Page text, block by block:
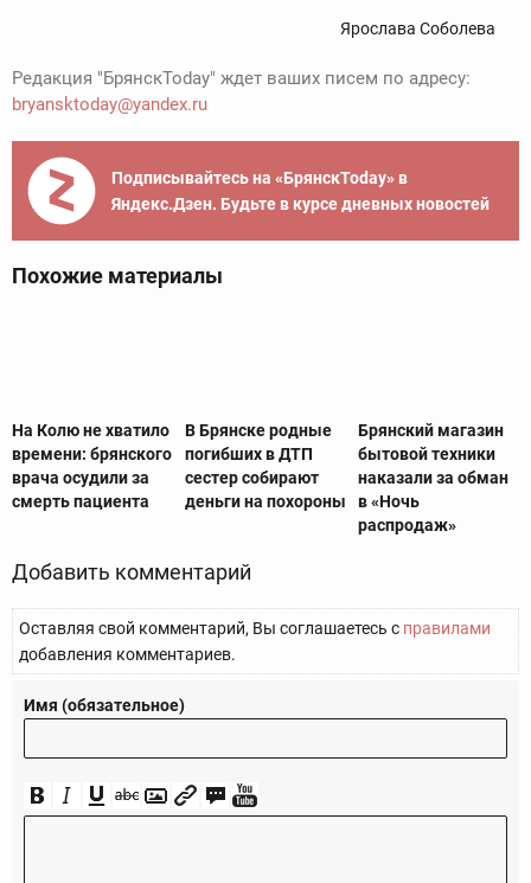
Ярослава Соболева
Редакция "БрянскToday" ждет ваших писем по адресу:
bryansktoday@yandex.ru
Подписывайтесь на «БрянскToday» в
Яндекс.Дзен. Будьте в курсе дневных новостей
Похожие материалы
На Колю не хватило
времени: брянского
врача осудили за
смерть пациента
В Брянске родные
погибших в ДТП
сестер собирают
деньги на похороны
Брянский магазин
бытовой техники
наказали за обман
в «Ночь
распродаж»
Добавить комментарий
Оставляя свой комментарий, Вы соглашаетесь с правилами
добавления комментариев.
Имя (обязательное)